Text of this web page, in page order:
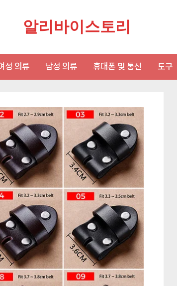
알리바이스토리
성 의류 남성 의류 휴대폰 및 통신 도구